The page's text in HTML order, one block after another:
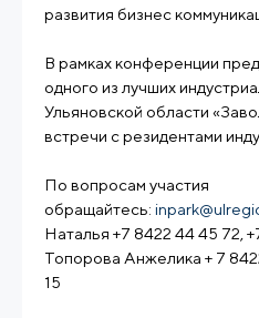
развития бизнес
В рамках конференции
одного из лучших
Ульяновской области
встречи с резидентами
По вопросам участия
обращайтесь:
Наталья +7 8422 44 45 72,
Топорова Анжелика + 7
15